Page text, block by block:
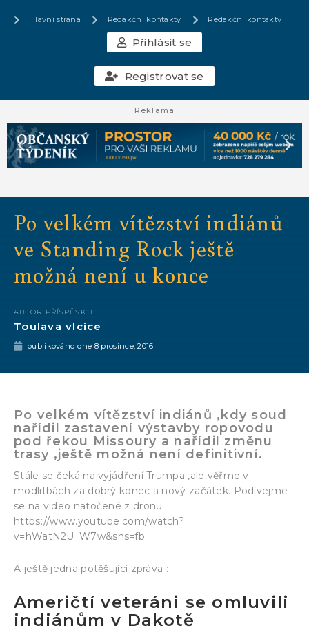
Hlavní strana Redakční kontakty Redakční kontakty
Přihlásit se
Registrovat se
Reklama
Po velkém vítězství indiánů
ve Standing Rock ještě
možná není u konce
AUTOR PŘÍSPĚVKU
Toulava vlcice
publikováno dne 8 prosince, 2016
Po velkém vítězství indiánů ,kdy soud
nařídil zastavení výstavby ropovodu
pod řekou Missoury a nařídil změnu
trasy ,ještě možná není definitivní.
Stále se čeká na vyjádření Trumpa ,ale věřme v
modlitbách za dobrý konec a nový začátek. Podívejme
se na video natočené z dronu.
https://www.youtube.com/watch?
v=hWatN2U_W7w&sns=fb
A ještě jedna potěšující zpráva :
Američtí veteráni se omluvili
indiánům v Dakotě